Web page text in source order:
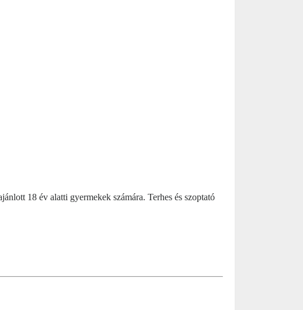
18 év alatti gyermekek számára. Terhes és szoptató